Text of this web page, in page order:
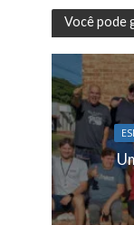
Você pode